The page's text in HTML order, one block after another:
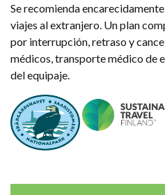
Se recomienda
viajes al extranjero. Un plan
por interrupción, retraso y
médicos, transporte médico de
del equipaje.